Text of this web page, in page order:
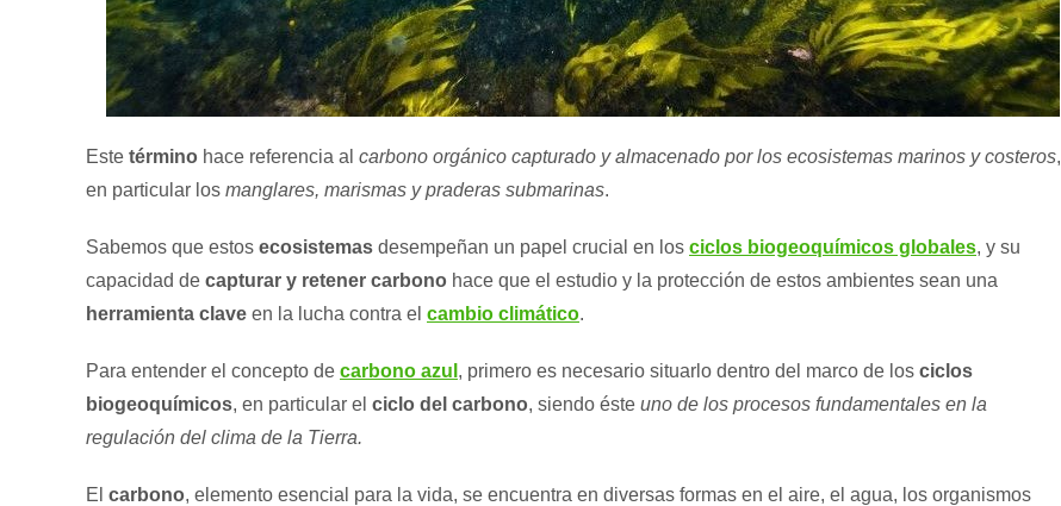
Este término hace referencia al carbono orgánico capturado y almacenado por los ecosistemas marinos y costeros,
en particular los manglares, marismas y praderas submarinas.
Sabemos que estos ecosistemas desempeñan un papel crucial en los ciclos biogeoquímicos globales, y su
capacidad de capturar y retener carbono hace que el estudio y la protección de estos ambientes sean una
herramienta clave en la lucha contra el cambio climático.
Para entender el concepto de carbono azul , primero es necesario situarlo dentro del marco de los ciclos
biogeoquímicos, en particular el ciclo del carbono, siendo éste uno de los procesos fundamentales en la
regulación del clima de la Tierra.
El carbono, elemento esencial para la vida, se encuentra en diversas formas en el aire, el agua, los organismos